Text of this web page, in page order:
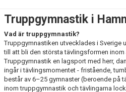
Truppgymnastik i
Vad är truppgymnastik?
Truppgymnastiken utvecklades i Sverige
till att bli den största tävlingsformen inom
Truppgymnastik en lagsport med herr,
ingår i tävlingsmomentet - fristående,
består av 6–25 gymnaster (beroende på
inom truppgymnastik och tävlingarna